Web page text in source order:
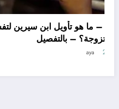
بالحلق لابن